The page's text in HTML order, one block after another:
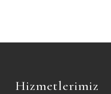
Hizmetlerimiz